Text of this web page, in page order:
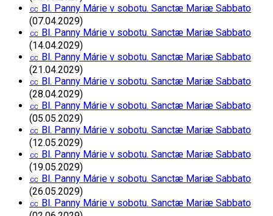
㏄ Bl. Panny Márie v sobotu. Sanctæ Mariæ Sabbato
(07.04.2029)
㏄ Bl. Panny Márie v sobotu. Sanctæ Mariæ Sabbato
(14.04.2029)
㏄ Bl. Panny Márie v sobotu. Sanctæ Mariæ Sabbato
(21.04.2029)
㏄ Bl. Panny Márie v sobotu. Sanctæ Mariæ Sabbato
(28.04.2029)
㏄ Bl. Panny Márie v sobotu. Sanctæ Mariæ Sabbato
(05.05.2029)
㏄ Bl. Panny Márie v sobotu. Sanctæ Mariæ Sabbato
(12.05.2029)
㏄ Bl. Panny Márie v sobotu. Sanctæ Mariæ Sabbato
(19.05.2029)
㏄ Bl. Panny Márie v sobotu. Sanctæ Mariæ Sabbato
(26.05.2029)
㏄ Bl. Panny Márie v sobotu. Sanctæ Mariæ Sabbato